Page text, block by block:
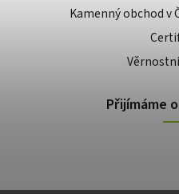
Kamenný obchod v
Přijímáme